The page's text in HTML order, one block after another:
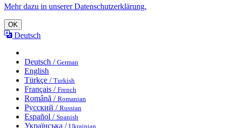
Mehr dazu in unserer Datenschutzerklärung.
OK
Deutsch
Deutsch / German
English
Türkçe / Turkish
Français / French
Română / Romanian
Русский / Russian
Español / Spanish
Українська / Ukrainian